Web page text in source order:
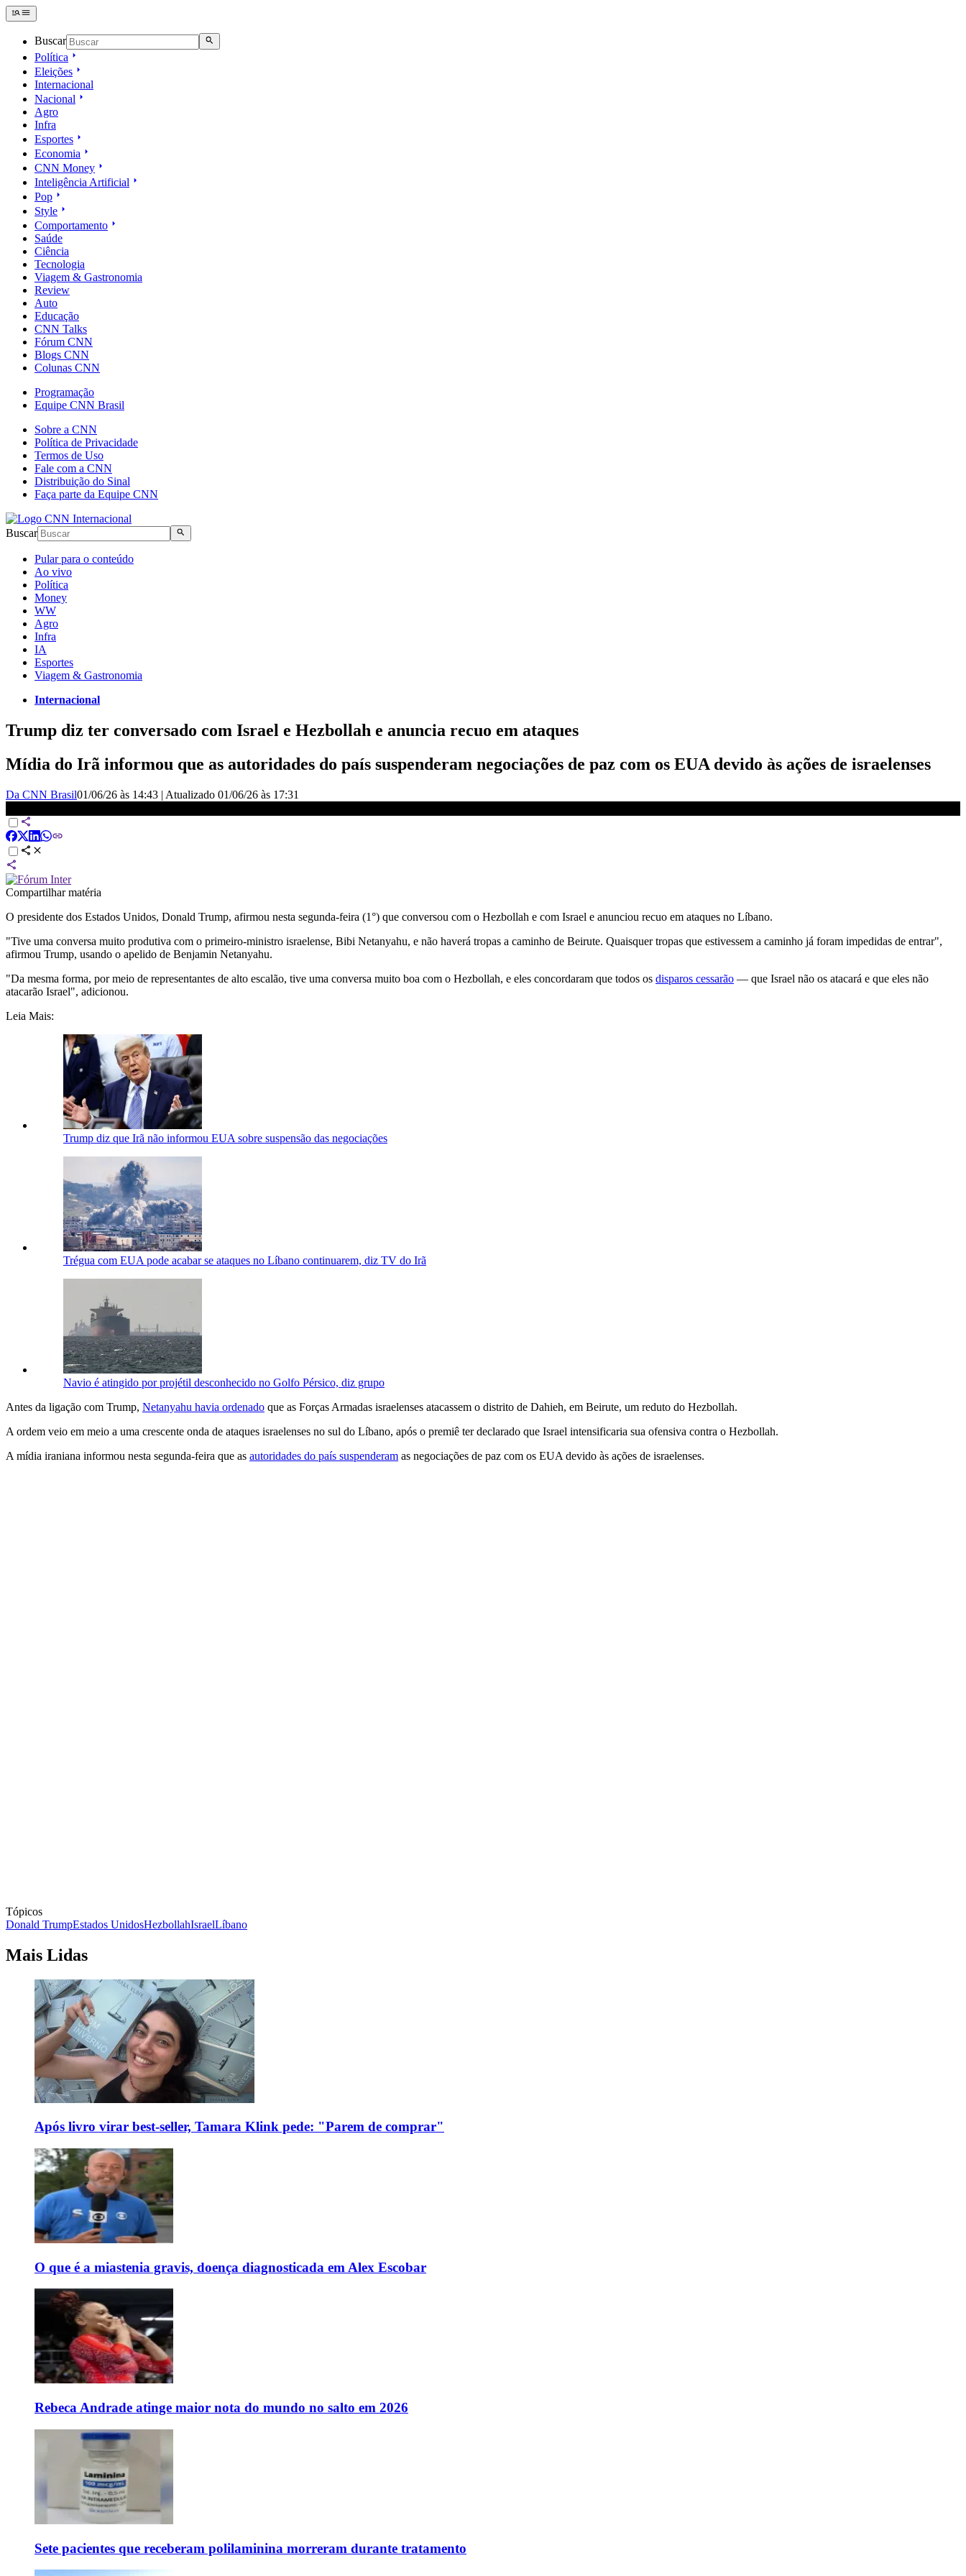
Buscar
Política
Eleições
Internacional
Nacional
Agro
Infra
Esportes
Economia
CNN Money
Inteligência Artificial
Pop
Style
Comportamento
Saúde
Ciência
Tecnologia
Viagem & Gastronomia
Review
Auto
Educação
CNN Talks
Fórum CNN
Blogs CNN
Colunas CNN
Programação
Equipe CNN Brasil
Sobre a CNN
Política de Privacidade
Termos de Uso
Fale com a CNN
Distribuição do Sinal
Faça parte da Equipe CNN
Buscar
Pular para o conteúdo
Ao vivo
Política
Money
WW
Agro
Infra
IA
Esportes
Viagem & Gastronomia
Internacional
Trump diz ter conversado com Israel e Hezbollah e anuncia recuo em ataques
Mídia do Irã informou que as autoridades do país suspenderam negociações de paz com os EUA devido às ações de israelenses
Da CNN Brasil01/06/26 às 14:43 | Atualizado 01/06/26 às 17:31
Compartilhar matéria
O presidente dos Estados Unidos, Donald Trump, afirmou nesta segunda-feira (1°) que conversou com o Hezbollah e com Israel e anunciou recuo em ataques no Líbano.
"Tive uma conversa muito produtiva com o primeiro-ministro israelense, Bibi Netanyahu, e não haverá tropas a caminho de Beirute. Quaisquer tropas que estivessem a caminho já foram impedidas de entrar",
afirmou Trump, usando o apelido de Benjamin Netanyahu.
"Da mesma forma, por meio de representantes de alto escalão, tive uma conversa muito boa com o Hezbollah, e eles concordaram que todos os disparos cessarão — que Israel não os atacará e que eles não
atacarão Israel", adicionou.
Leia Mais:
Trump diz que Irã não informou EUA sobre suspensão das negociações
Trégua com EUA pode acabar se ataques no Líbano continuarem, diz TV do Irã
Navio é atingido por projétil desconhecido no Golfo Pérsico, diz grupo
Antes da ligação com Trump, Netanyahu havia ordenado que as Forças Armadas israelenses atacassem o distrito de Dahieh, em Beirute, um reduto do Hezbollah.
A ordem veio em meio a uma crescente onda de ataques israelenses no sul do Líbano, após o premiê ter declarado que Israel intensificaria sua ofensiva contra o Hezbollah.
A mídia iraniana informou nesta segunda-feira que as autoridades do país suspenderam as negociações de paz com os EUA devido às ações de israelenses.
Tópicos
Donald TrumpEstados UnidosHezbollahIsraelLíbano
Mais Lidas
Após livro virar best-seller, Tamara Klink pede: "Parem de comprar"
O que é a miastenia gravis, doença diagnosticada em Alex Escobar
Rebeca Andrade atinge maior nota do mundo no salto em 2026
Sete pacientes que receberam polilaminina morreram durante tratamento